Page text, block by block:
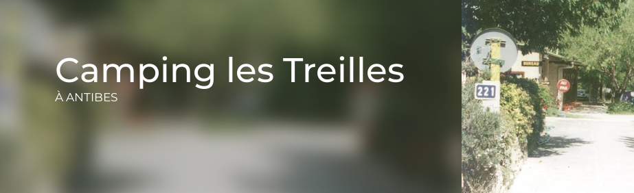
Camping les Treilles
À ANTIBES